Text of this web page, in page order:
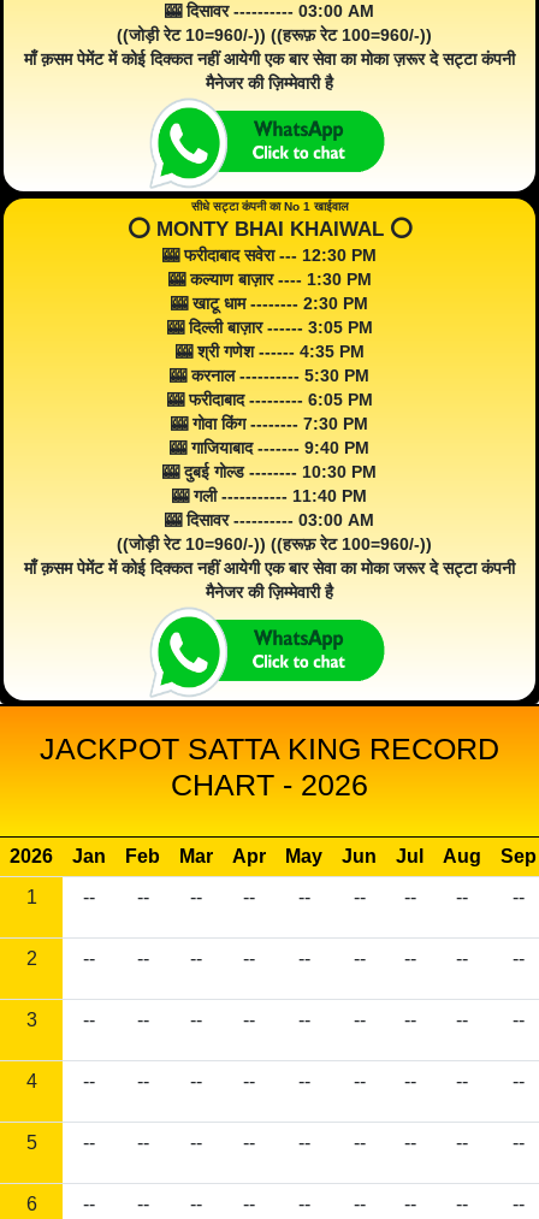
🎰 दिसावर ---------- 03:00 AM
((जोड़ी रेट 10=960/-)) ((हरूफ़ रेट 100=960/-))
माँ क़सम पेमेंट में कोई दिक्कत नहीं आयेगी एक बार सेवा का मोका ज़रूर दे सट्टा कंपनी
मैनेजर की ज़िम्मेवारी है
सीधे सट्टा कंपनी का No 1 खाईवाल
⭕️ MONTY BHAI KHAIWAL ⭕️
🎰 फरीदाबाद सवेरा --- 12:30 PM
🎰 कल्याण बाज़ार ---- 1:30 PM
🎰 खाटू धाम -------- 2:30 PM
🎰 दिल्ली बाज़ार ------ 3:05 PM
🎰 श्री गणेश ------ 4:35 PM
🎰 करनाल ---------- 5:30 PM
🎰 फरीदाबाद --------- 6:05 PM
🎰 गोवा किंग -------- 7:30 PM
🎰 गाजियाबाद ------- 9:40 PM
🎰 दुबई गोल्ड -------- 10:30 PM
🎰 गली ----------- 11:40 PM
🎰 दिसावर ---------- 03:00 AM
((जोड़ी रेट 10=960/-)) ((हरूफ़ रेट 100=960/-))
माँ क़सम पेमेंट में कोई दिक्कत नहीं आयेगी एक बार सेवा का मोका जरूर दे सट्टा कंपनी
मैनेजर की ज़िम्मेवारी है
JACKPOT SATTA KING RECORD
CHART - 2026
2026 Jan Feb Mar Apr May Jun Jul Aug
Sep
1
-- -- -- -- -- -- -- -- --
2 -- -- -- -- -- -- -- -- --
3 -- -- -- -- -- -- -- -- --
4 -- -- -- -- -- -- -- -- --
5 -- -- -- -- -- -- -- -- --
6 -- -- -- -- -- -- -- -- --